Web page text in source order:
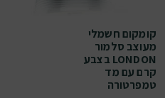
קומקום חשמלי
מעוצב סלמור
LONDON בצבע
קרם עם מד
טמפרטורה